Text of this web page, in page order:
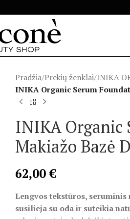
Pradžia/Prekių ženklai/INIKA
INIKA Organic Serum
INIKA Organic
Makiažo Bazė
62,00€
Lengvos tekstūros,
susilieja su oda ir suteikia